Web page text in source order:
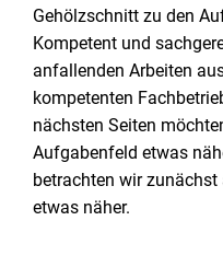
Gehölzschnitt zu den
Kompetent und
anfallenden Arbeiten
kompetenten
nächsten Seiten
Aufgabenfeld etwas
betrachten wir
etwas näher.